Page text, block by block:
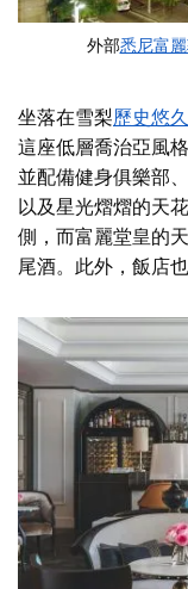
外部悉尼富
坐落在雪梨歷史悠
這座低層喬治亞風
並配備健身俱樂部
以及星光熠熠的天
側，而富麗堂皇的
尾酒。此外，飯店